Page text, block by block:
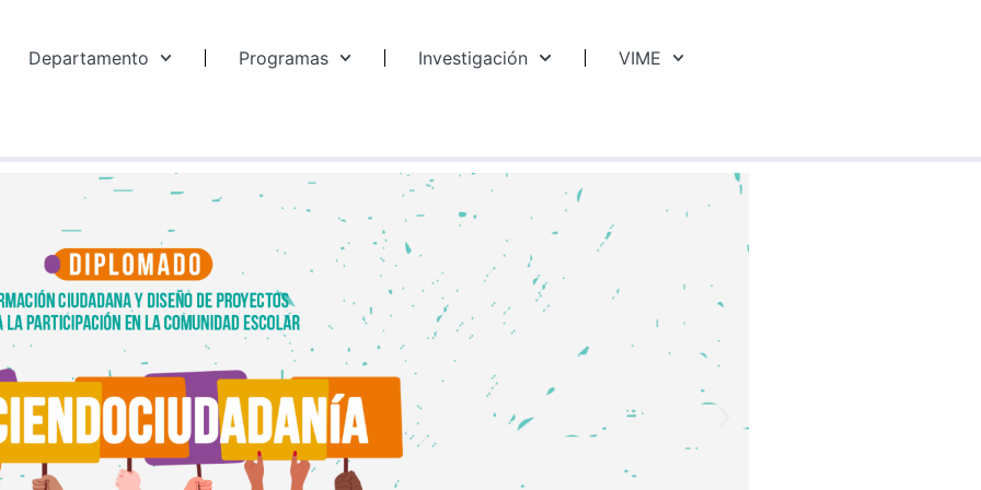
Departamento Programas Investigación VIME